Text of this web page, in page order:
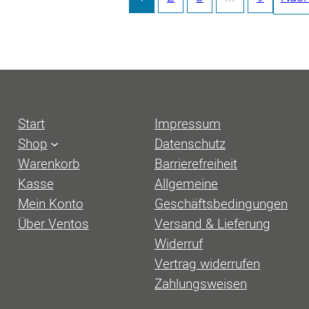
Start
Shop
Warenkorb
Kasse
Mein Konto
Über Ventos
Impressum
Datenschutz
Barrierefreiheit
Allgemeine
Geschäftsbedingungen
Versand & Lieferung
Widerruf
Vertrag widerrufen
Zahlungsweisen